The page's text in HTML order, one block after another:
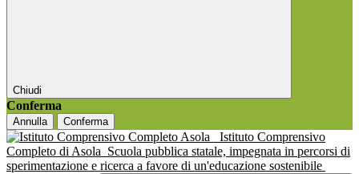
Chiudi
Conferma
Annulla Conferma
Istituto Comprensivo
Completo di Asola Scuola pubblica statale, impegnata in percorsi di
sperimentazione e ricerca a favore di un'educazione sostenibile